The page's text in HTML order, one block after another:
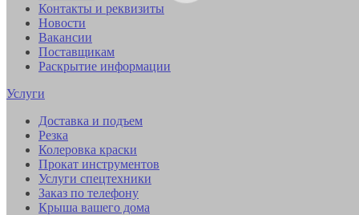
Контакты и реквизиты
Новости
Вакансии
Поставщикам
Раскрытие информации
Услуги
Доставка и подъем
Резка
Колеровка краски
Прокат инструментов
Услуги спецтехники
Заказ по телефону
Крыша вашего дома